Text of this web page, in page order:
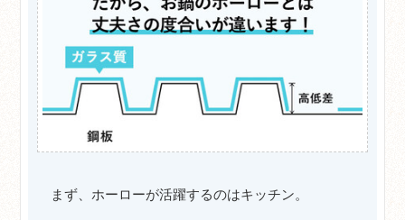
まず、ホーローが活躍するのはキッチン。